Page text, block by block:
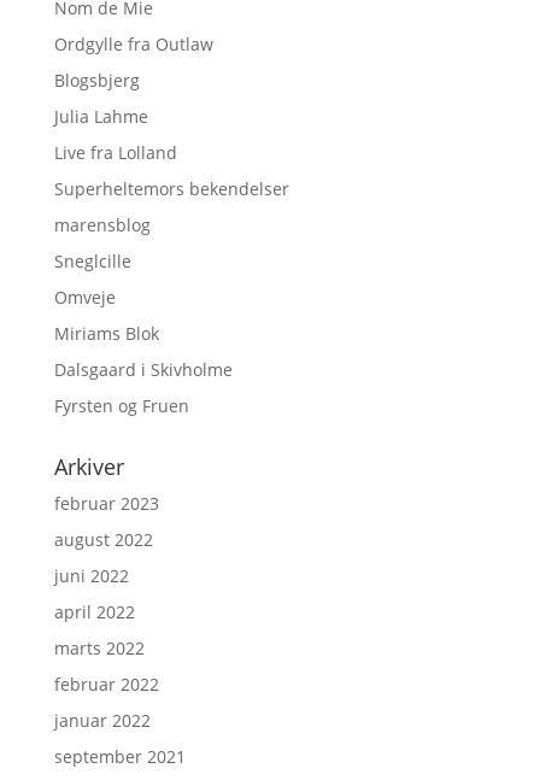
Nom de Mie
Ordgylle fra Outlaw
Blogsbjerg
Julia Lahme
Live fra Lolland
Superheltemors bekendelser
marensblog
Sneglcille
Omveje
Miriams Blok
Dalsgaard i Skivholme
Fyrsten og Fruen
Arkiver
februar 2023
august 2022
juni 2022
april 2022
marts 2022
februar 2022
januar 2022
september 2021